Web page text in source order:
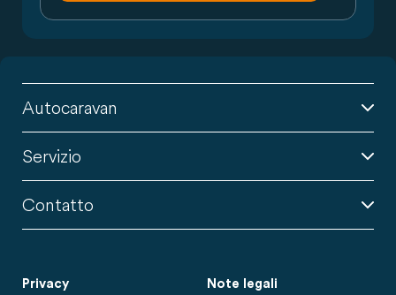
Autocaravan
Servizio
Contatto
Privacy Note legali